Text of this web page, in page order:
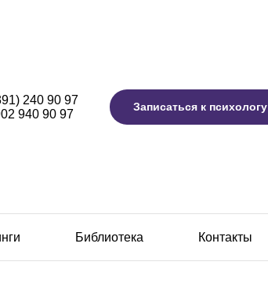
240 90 97
940 90 97
Записаться к психологу
Библиотека Контакты